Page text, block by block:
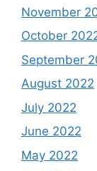
November
October
September
August 2022
July 2022
June 2022
May 2022